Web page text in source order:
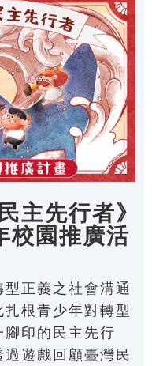
主先行者》
校園推廣活
正義之社會溝通
根青少年對轉型
印的民主先行
遊戲回顧臺灣民